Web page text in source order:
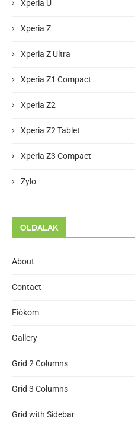
Xperia U
Xperia Z
Xperia Z Ultra
Xperia Z1 Compact
Xperia Z2
Xperia Z2 Tablet
Xperia Z3 Compact
Zylo
OLDALAK
About
Contact
Fiókom
Gallery
Grid 2 Columns
Grid 3 Columns
Grid with Sidebar